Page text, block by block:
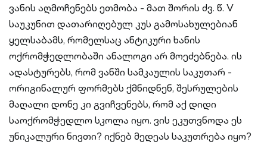
ვანის აღმოჩენებს ეთმობა - მათ შორის ძვ. წ. V
საუკუნით დათარიღებულ კუს გამოსახულებიან
ყელსაბამს, რომელსაც ანტიკური ხანის
ოქრომჭედლობაში ანალოგი არ მოეძებნება. ის
ადასტურებს, რომ ვანში სამკაულის საკუთარ -
ორიგინალურ ფორმებს ქმნიდნენ, შესრულების
მაღალი დონე კი გვიჩვენებს, რომ აქ დიდი
საოქრომჭედლო სკოლა იყო. ვის ეკუთვნოდა ეს
უნიკალური ნივთი? იქნებ მედეას საკუთრება იყო?